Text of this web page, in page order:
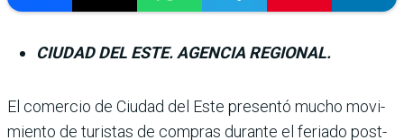
CIUDAD DEL ESTE. AGENCIA REGIONAL.
El comercio de Ciudad del Este presentó mucho movi­
miento de turistas de com­pras durante el feriado post-